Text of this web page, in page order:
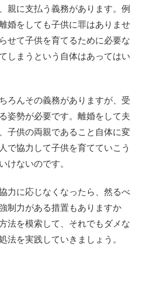
親に支払う義務があります。例
婚をしても子供に罪はありませ
せて子供を育てるために必要な
しまうという自体はあってはい
ろんその義務がありますが、受
姿勢が必要です。離婚をして夫
子供の両親であること自体に変
で協力して子供を育てていこう
けないのです。
力に応じなくなったら、然るべ
制力がある措置もありますか
法を模索して、それでもダメな
法を実践していきましょう。